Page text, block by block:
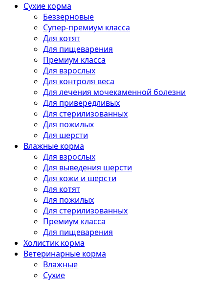
Сухие корма
Беззерновые
Супер-премиум класса
Для котят
Для пищеварения
Премиум класса
Для взрослых
Для контроля веса
Для лечения мочекаменной болезни
Для привередливых
Для стерилизованных
Для пожилых
Для шерсти
Влажные корма
Для взрослых
Для выведения шерсти
Для кожи и шерсти
Для котят
Для пожилых
Для стерилизованных
Премиум класса
Для пищеварения
Холистик корма
Ветеринарные корма
Влажные
Сухие